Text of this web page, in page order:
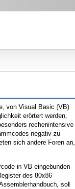
von Visual Basic (VB)
erörtert werden,
rechenintensive
negativ zu
sich andere Foren an,
in VB eingebunden
des 80x86
soll